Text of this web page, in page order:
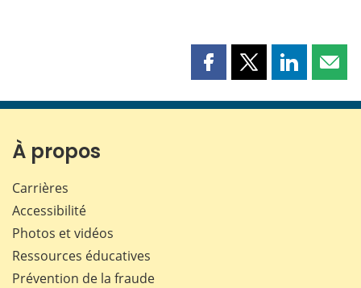
Partager
page
Partager
page
Partager
page page
À propos
Carrières
Accessibilité
Photos et vidéos
Ressources éducatives
Prévention de la fraude